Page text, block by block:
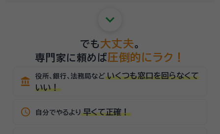
keyboard_arrow_down
でも 大丈夫。
専門家に頼めば圧倒的にラク！
account_balance 役所、銀行、法務局など いくつも窓口を回らなくて
いい！
schedule 自分でやるより 早くて正確！